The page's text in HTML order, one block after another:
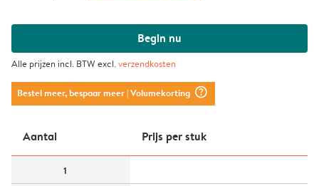
Begin nu
Alle prijzen incl. BTW excl.verzendkosten
Bestel meer, bespaar meer| Volumekorting question_mark_circle
Aantal Prijs per stuk
1